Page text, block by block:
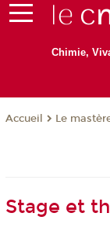
Chimie,
Accueil Le
Stage et